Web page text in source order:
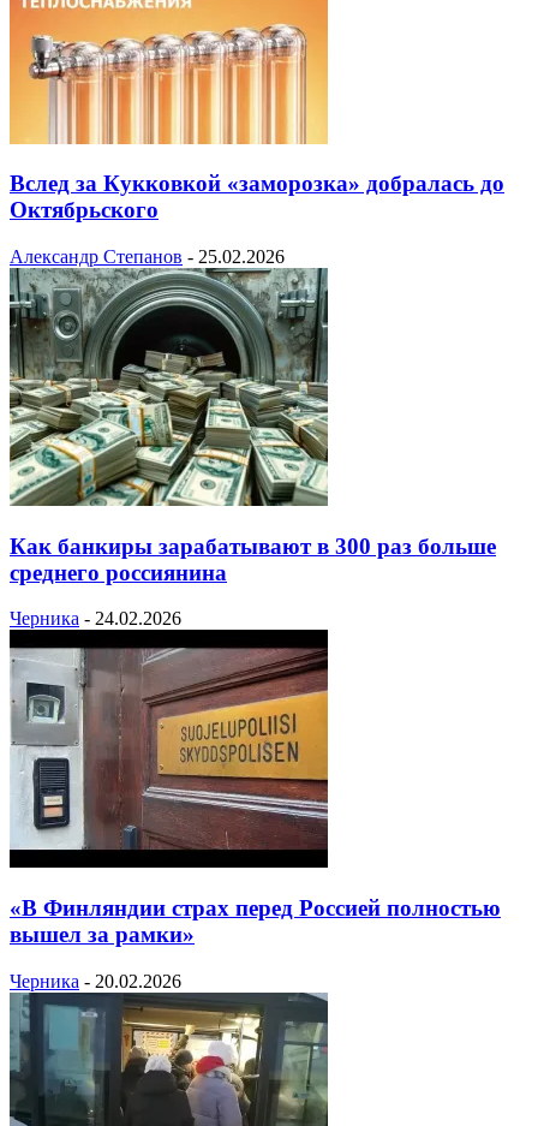
Вслед за Кукковкой «заморозка» добралась до
Октябрьского
Александр Степанов - 25.02.2026
Как банкиры зарабатывают в 300 раз больше
среднего россиянина
Черника - 24.02.2026
«В Финляндии страх перед Россией полностью
вышел за рамки»
Черника - 20.02.2026